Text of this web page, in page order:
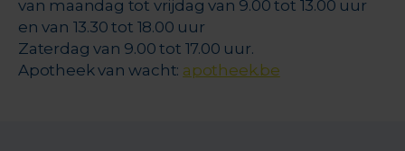
van maandag tot vrijdag van 9.00 tot 13.00 uur
en van 13.30 tot 18.00 uur
Zaterdag van 9.00 tot 17.00 uur.
Apotheek van wacht: apotheek.be